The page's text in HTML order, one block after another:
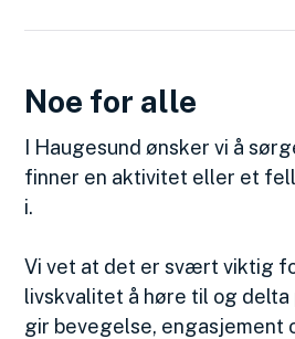
Noe for alle
I Haugesund ønsker vi å
finner en aktivitet eller et
i.
Vi vet at det er svært viktig
livskvalitet å høre til og
gir bevegelse, engasjement